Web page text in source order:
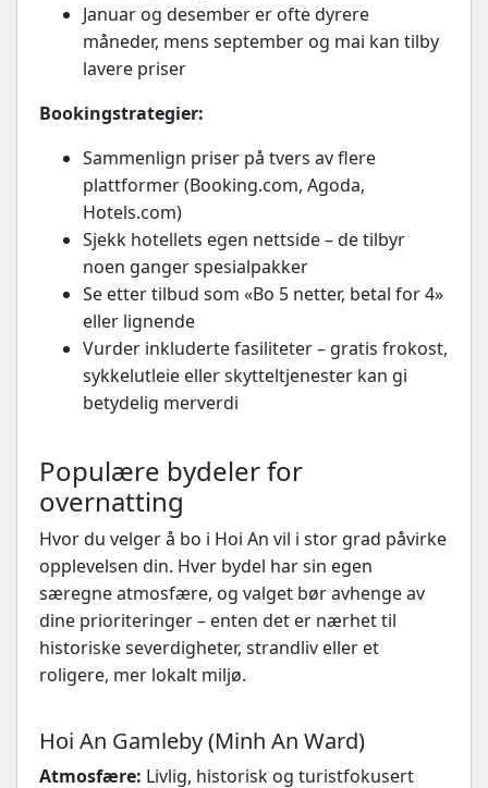
Januar og desember er ofte dyrere
måneder, mens september og mai kan tilby
lavere priser
Bookingstrategier:
Sammenlign priser på tvers av flere
plattformer (Booking.com, Agoda,
Hotels.com)
Sjekk hotellets egen nettside – de tilbyr
noen ganger spesialpakker
Se etter tilbud som «Bo 5 netter, betal for 4»
eller lignende
Vurder inkluderte fasiliteter – gratis frokost,
sykkelutleie eller skytteltjenester kan gi
betydelig merverdi
Populære bydeler for
overnatting
Hvor du velger å bo i Hoi An vil i stor grad påvirke
opplevelsen din. Hver bydel har sin egen
særegne atmosfære, og valget bør avhenge av
dine prioriteringer – enten det er nærhet til
historiske severdigheter, strandliv eller et
roligere, mer lokalt miljø.
Hoi An Gamleby (Minh An Ward)
Atmosfære: Livlig, historisk og turistfokusert